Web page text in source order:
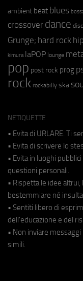
ambient beat blues
crossover dance
Grunge; hard rock
kimura laPOP lounge
pop post rock prog
rock rockabilly ska
NETIQUETTE
• Evita di URLARE. Ti
• Evita di scrivere lo
• Evita in luoghi
questioni personali.
• Rispetta le idee
bestemmiare né
• Sentiti libero di
dell'educazione e del
• Non inviare
simili.